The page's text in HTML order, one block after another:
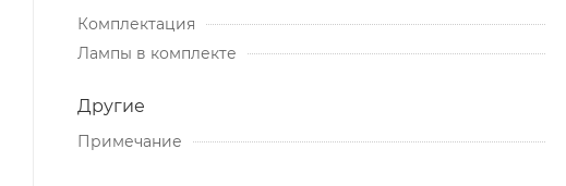
Комплектация
Лампы в комплекте
Другие
Примечание